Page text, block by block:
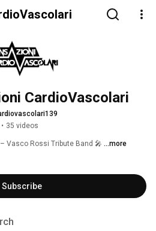
CardioVascolari
• 35 videos
Vasco Rossi Tribute Band 🎤 ...more
Subscribe